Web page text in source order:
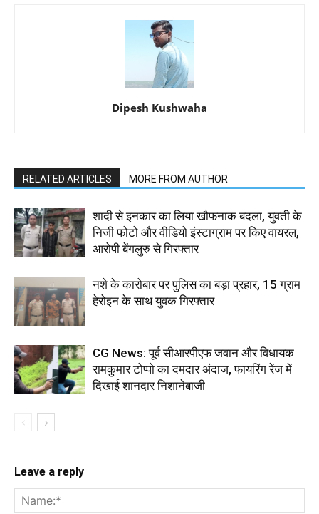
Dipesh Kushwaha
RELATED ARTICLES MORE FROM AUTHOR
शादी से इनकार का लिया खौफनाक बदला, युवती के
निजी फोटो और वीडियो इंस्टाग्राम पर किए वायरल,
आरोपी बेंगलुरु से गिरफ्तार
नशे के कारोबार पर पुलिस का बड़ा प्रहार, 15 ग्राम
हेरोइन के साथ युवक गिरफ्तार
CG News: पूर्व सीआरपीएफ जवान और विधायक
रामकुमार टोप्पो का दमदार अंदाज, फायरिंग रेंज में
दिखाई शानदार निशानेबाजी
Leave a reply